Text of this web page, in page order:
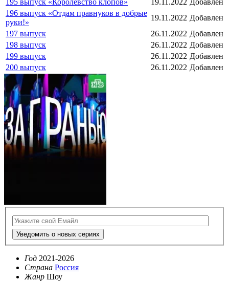
196 выпуск «Отдам правнуков в добрые
руки!»
19.11.2022 Добавлен
197 выпуск
26.11.2022 Добавлен
198 выпуск
26.11.2022 Добавлен
199 выпуск
26.11.2022 Добавлен
200 выпуск
26.11.2022 Добавлен
Уведомить о новых сериях
Год 2021-2026
Страна Россия
Жанр Шоу